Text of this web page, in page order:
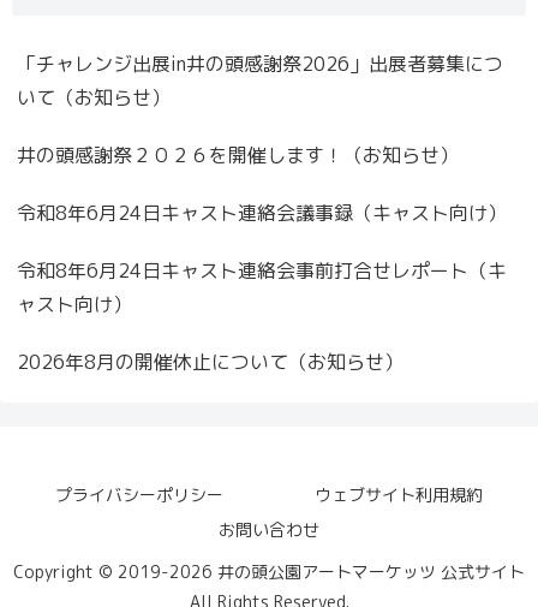
「チャレンジ出展in井の頭感謝祭2026」出展者募集につ
いて（お知らせ）
井の頭感謝祭２０２６を開催します！（お知らせ）
令和8年6月24日キャスト連絡会議事録（キャスト向け）
令和8年6月24日キャスト連絡会事前打合せレポート（キ
ャスト向け）
2026年8月の開催休止について（お知らせ）
プライバシーポリシー
ウェブサイト利用規約
お問い合わせ
Copyright © 2019-2026 井の頭公園アートマーケッツ 公式サイト
All Rights Reserved.